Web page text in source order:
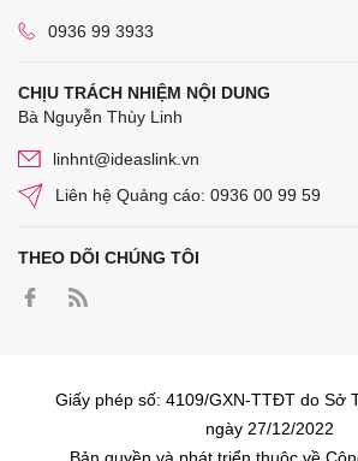
0936 99 3933
CHỊU TRÁCH NHIỆM NỘI DUNG
Bà Nguyễn Thùy Linh
linhnt@ideaslink.vn
Liên hệ Quảng cáo: 0936 00 99 59
THEO DÕI CHÚNG TÔI
Giấy phép số: 4109/GXN-TTĐT do Sở
ngày 27/12/2022